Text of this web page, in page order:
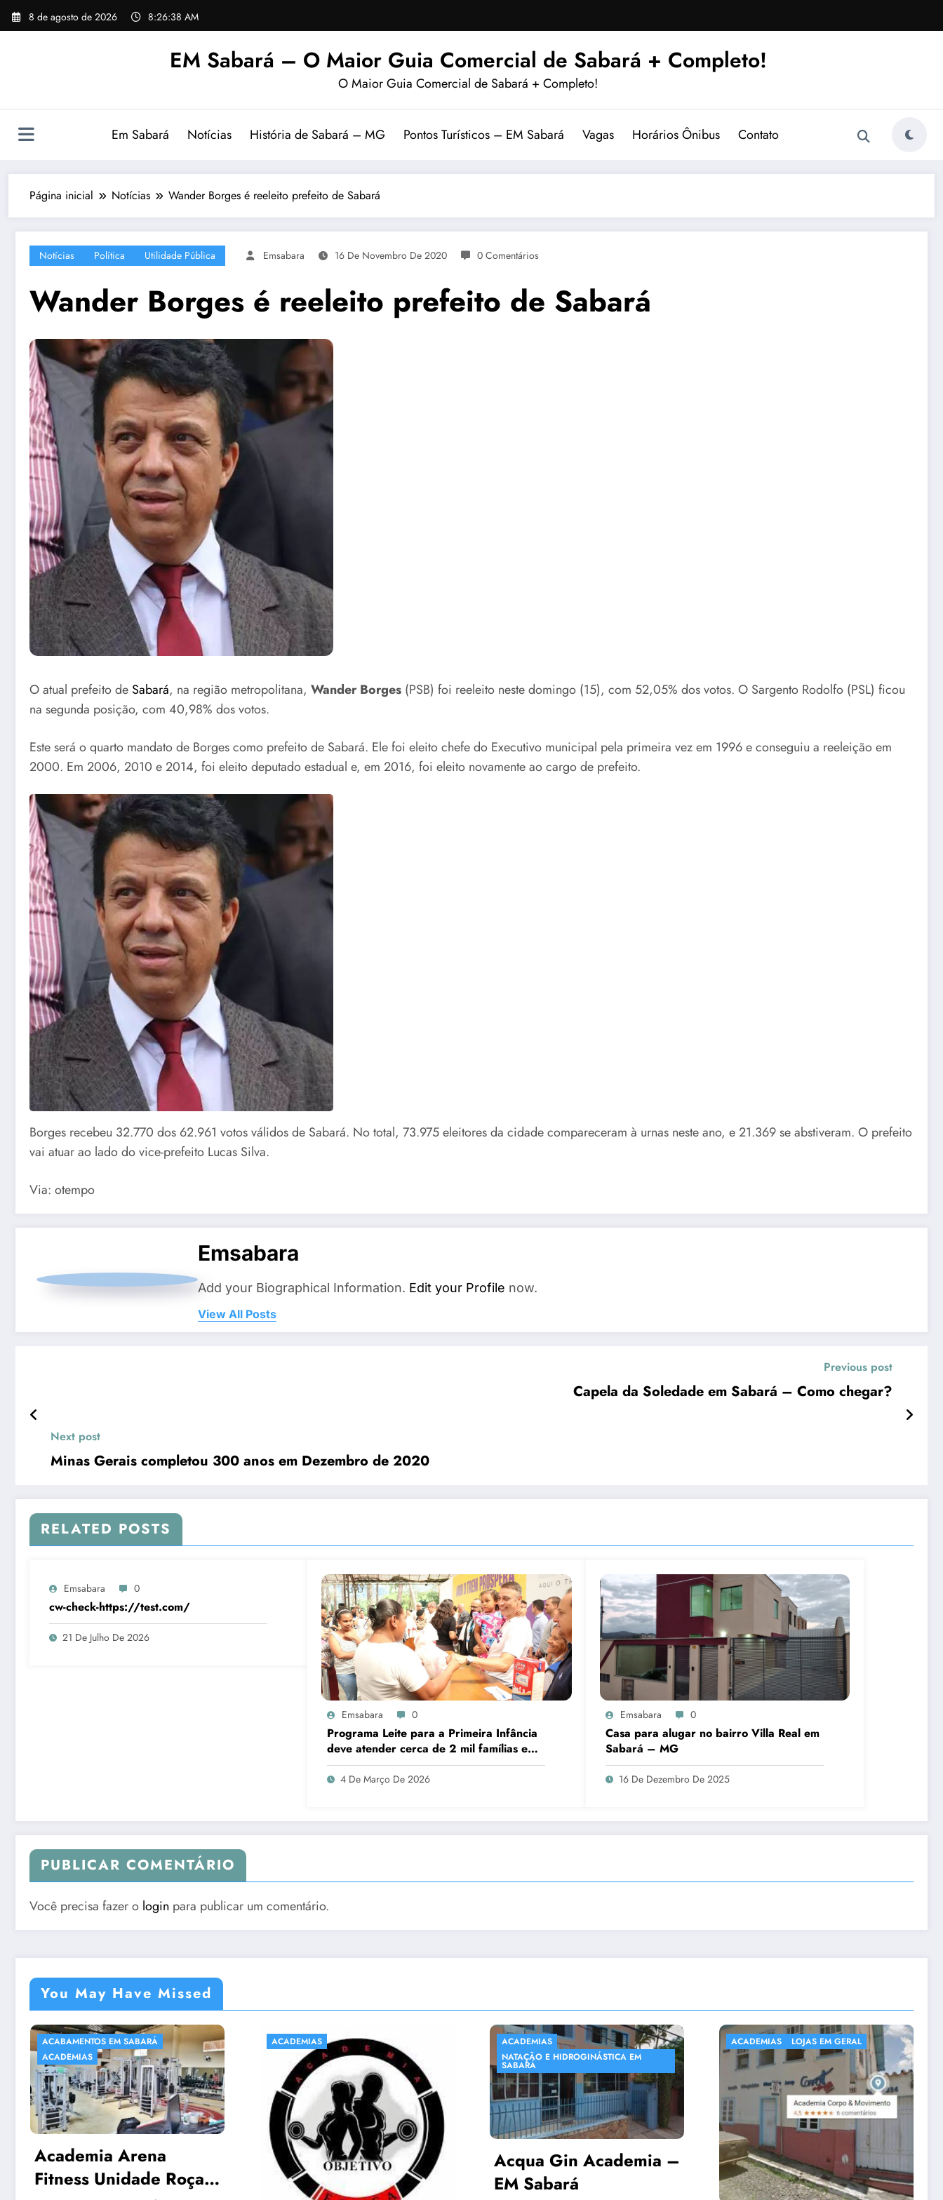
Pular
para
8 de agosto de 2026 8:26:39 AM
EM Sabará – O Maior Guia Comercial de Sabará + Completo!
O Maior Guia Comercial de Sabará + Completo!
Em Sabará Notícias História de Sabará – MG Pontos Turísticos – EM Sabará Vagas Horários Ônibus Contato
Página inicial Notícias Wander Borges é reeleito prefeito de Sabará
Notícias Política Utilidade Pública Emsabara 16 De Novembro De 2020 0 Comentários
Wander Borges é reeleito prefeito de Sabará
O atual prefeito de Sabará, na região metropolitana, Wander Borges (PSB) foi reeleito neste domingo (15), com 52,05% dos votos. O Sargento Rodolfo (PSL) ficou
na segunda posição, com 40,98% dos votos.
Este será o quarto mandato de Borges como prefeito de Sabará. Ele foi eleito chefe do Executivo municipal pela primeira vez em 1996 e conseguiu a reeleição em
2000. Em 2006, 2010 e 2014, foi eleito deputado estadual e, em 2016, foi eleito novamente ao cargo de prefeito.
Borges recebeu 32.770 dos 62.961 votos válidos de Sabará. No total, 73.975 eleitores da cidade compareceram à urnas neste ano, e 21.369 se abstiveram. O prefeito
vai atuar ao lado do vice-prefeito Lucas Silva.
Via: otempo
Emsabara
Add your Biographical Information. Edit your Profile now.
View All Posts
Previous post
Capela da Soledade em Sabará – Como chegar?
Next post
Minas Gerais completou 300 anos em Dezembro de 2020
RELATED POSTS
Emsabara 0
cw-check-https://test.com/
21 De Julho De 2026
Emsabara 0
Programa Leite para a Primeira Infância
deve atender cerca de 2 mil famílias em
Sabará
4 De Março De 2026
Emsabara 0
Casa para alugar no bairro Villa Real em
Sabará – MG
16 De Dezembro De 2025
PUBLICAR COMENTÁRIO
Você precisa fazer o login para publicar um comentário.
You May Have Missed
ACADEMIAS
ACADEMIAS
NATAÇÃO E HIDROGINÁSTICA EM
SABARÁ
Acqua Gin Academia –
EM Sabará
ACADEMIAS LOJAS EM GERAL
ACADEMIAS
NATAÇÃO E HIDROGINÁSTICA EM
SABARÁ
Academia Núcleo
Cultural Sattwa
10 de dezembro de 2020 emsabara